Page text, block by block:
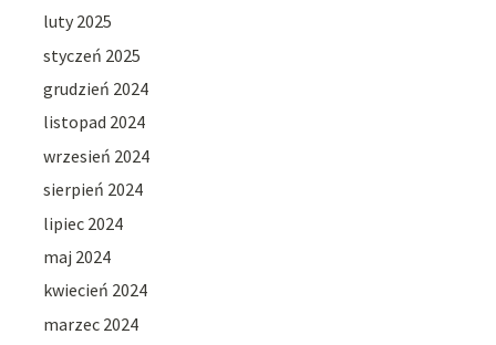
luty 2025
styczeń 2025
grudzień 2024
listopad 2024
wrzesień 2024
sierpień 2024
lipiec 2024
maj 2024
kwiecień 2024
marzec 2024